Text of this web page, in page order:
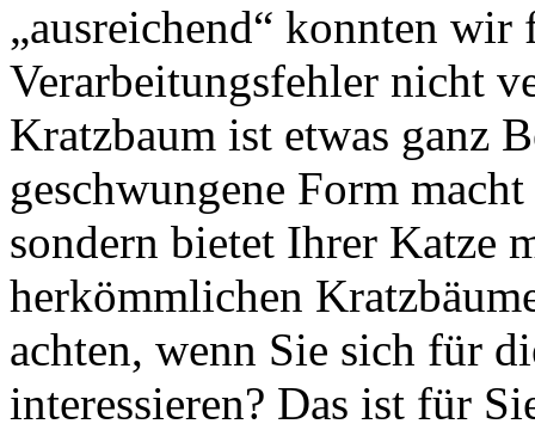
„ausreichend“ konnten
Verarbeitungsfehler nicht
Kratzbaum ist etwas ganz
geschwungene Form
sondern bietet Ihrer Katze
herkömmlichen
achten, wenn Sie sich für
interessieren? Das ist für